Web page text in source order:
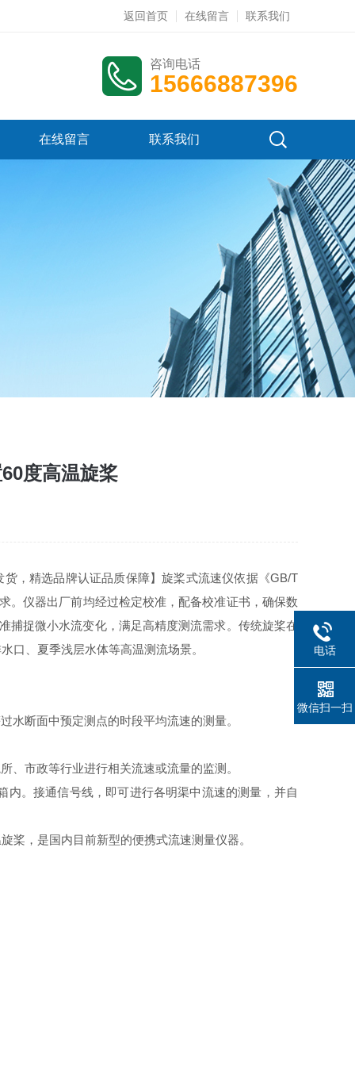
返回首页 在线留言 联系我们
咨询电话
15666887396
在线留言 联系我们
度高温旋桨
，精选品牌认证品质保障】旋桨式流速仪依据《GB/T
。仪器出厂前均经过检定校准，配备校准证书，确保数
捉微小水流变化，满足高精度测流需求。传统旋桨在
口、夏季浅层水体等高温测流场景。
水断面中预定测点的时段平均流速的测量。
、市政等行业进行相关流速或流量的监测。
。接通信号线，即可进行各明渠中流速的测量，并自
桨，是国内目前新型的便携式流速测量仪器。
电话
微信扫一扫